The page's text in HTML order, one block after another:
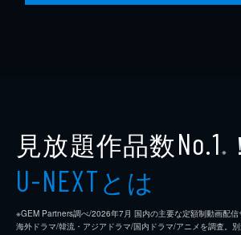
見放題作品数No.1 ※
U-NEXTとは
※GEM Partners調べ/2026年7⽉ 国内の主要な定額制動画配
海外ドラマ/韓流・アジアドラマ/国内ドラマ/アニメを調査。別